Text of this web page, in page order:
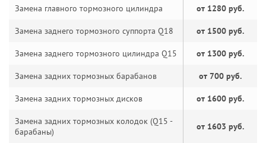
Замена главного тормозного цилиндра от 1280 руб.
Замена заднего тормозного суппорта Q18 от 1500 руб.
Замена заднего тормозного цилиндра Q15 от 1300 руб.
Замена задних тормозных барабанов от 700 руб.
Замена задних тормозных дисков от 1600 руб.
Замена задних тормозных колодок (Q15 -
барабаны)
от 1603 руб.